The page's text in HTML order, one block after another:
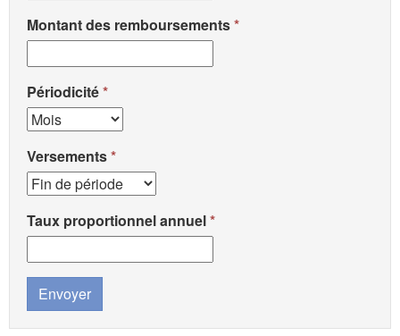
Montant des remboursements
Périodicité
Versements
Taux proportionnel annuel
Envoyer